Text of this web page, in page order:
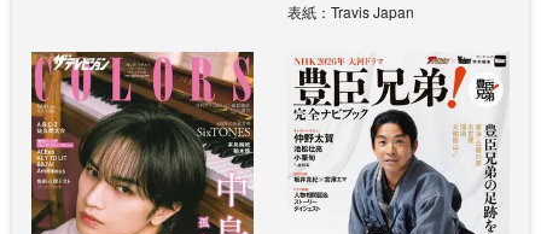
表紙：Travis Japan